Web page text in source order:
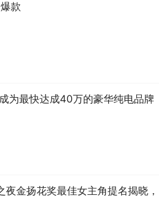
款
为最快达成40万的豪华纯电品牌
金扬花奖最佳女主角提名揭晓，